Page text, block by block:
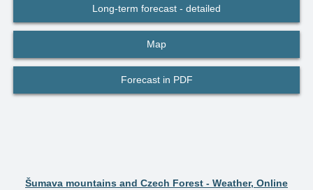
Long-term forecast - detailed
Map
Forecast in PDF
Šumava mountains and Czech Forest - Weather, Online